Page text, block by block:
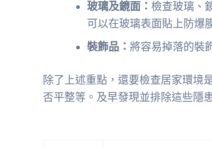
玻璃及鏡面： 檢查玻璃、
可以在玻璃表面貼上防爆
裝飾品： 將容易掉落的裝
除了上述重點，還要檢查居家環境
否平整等。及早發現並排除這些隱